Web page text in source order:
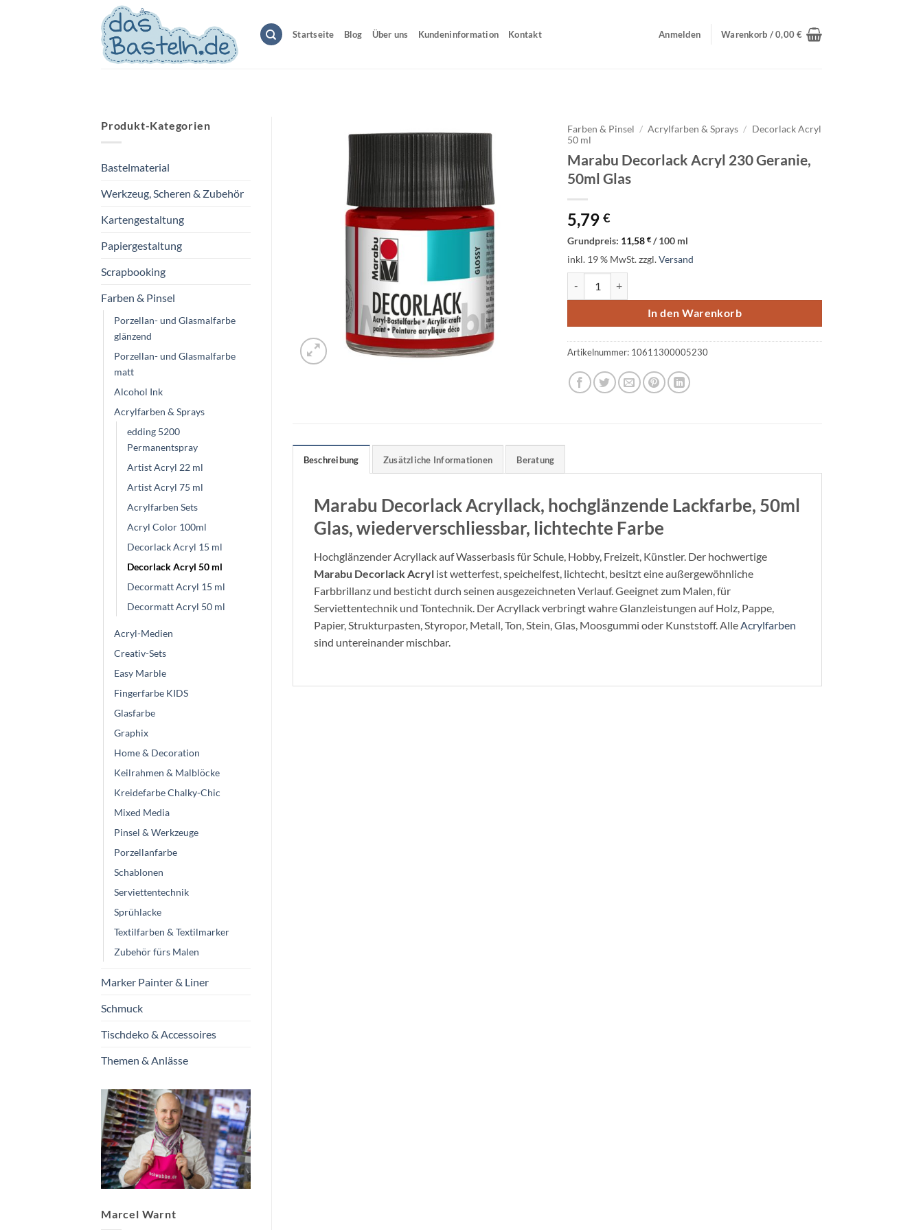
Startseite Blog Über uns Kundeninformation Kontakt Anmelden Warenkorb /0,00€
Produkt-Kategorien
Bastelmaterial
Werkzeug, Scheren & Zubehör
Kartengestaltung
Papiergestaltung
Scrapbooking
Farben & Pinsel
Porzellan- und Glasmalfarbe
glänzend
Porzellan- und Glasmalfarbe
matt
Alcohol Ink
Acrylfarben & Sprays
edding 5200
Permanentspray
Artist Acryl 22 ml
Artist Acryl 75 ml
Acrylfarben Sets
Acryl Color 100ml
Decorlack Acryl 15 ml
Decorlack Acryl 50 ml
Decormatt Acryl 15 ml
Decormatt Acryl 50 ml
Acryl-Medien
Creativ-Sets
Easy Marble
Fingerfarbe KIDS
Glasfarbe
Graphix
Home & Decoration
Keilrahmen & Malblöcke
Kreidefarbe Chalky-Chic
Mixed Media
Pinsel & Werkzeuge
Porzellanfarbe
Schablonen
Serviettentechnik
Sprühlacke
Textilfarben & Textilmarker
Zubehör fürs Malen
Marker Painter & Liner
Schmuck
Tischdeko & Accessoires
Themen & Anlässe
Marcel Warnt
Farben & Pinsel / Acrylfarben & Sprays / Decorlack Acryl
50 ml
Marabu Decorlack Acryl 230 Geranie,
50ml Glas
5,79€
Grundpreis: 11,58€ /100 ml
inkl. 19 % MwSt.zzgl.Versand
In den Warenkorb
Artikelnummer: 10611300005230
Beschreibung Zusätzliche Informationen Beratung
Marabu Decorlack Acryllack, hochglänzende Lackfarbe, 50ml
Glas, wiederverschliessbar, lichtechte Farbe
Hochglänzender Acryllack auf Wasserbasis für Schule, Hobby, Freizeit, Künstler. Der hochwertige
Marabu Decorlack Acrylist wetterfest, speichelfest, lichtecht, besitzt eine außergewöhnliche
Farbbrillanz und besticht durch seinen ausgezeichneten Verlauf. Geeignet zum Malen, für
Serviettentechnik und Tontechnik. Der Acryllack verbringt wahre Glanzleistungen auf Holz, Pappe,
Papier, Strukturpasten, Styropor, Metall, Ton, Stein, Glas, Moosgummi oder Kunststoff. AlleAcrylfarben
sind untereinander mischbar.